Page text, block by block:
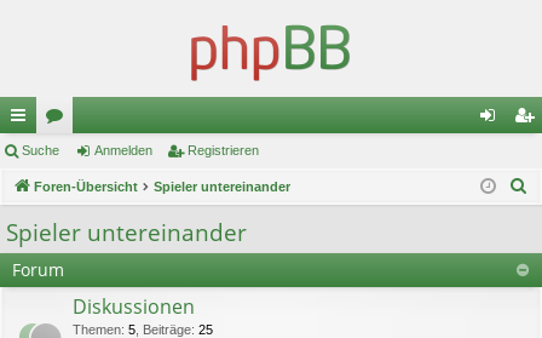
ch
ne
llz
ug
or
en m ist
re
Suche Anmelden Registrieren
Foren-Übersicht Spieler untereinander
e
Spieler untereinander
Forum
Diskussionen
Themen: 5 Beiträge: 25